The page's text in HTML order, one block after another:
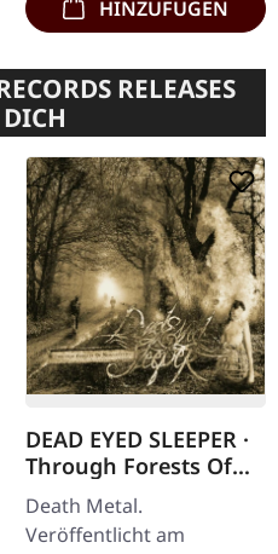
HINZUFÜGEN
RELEASES
DEAD EYED SLEEPER ·
Through Forests Of
Nonentities | CD
Death Metal.
Veröffentlicht am